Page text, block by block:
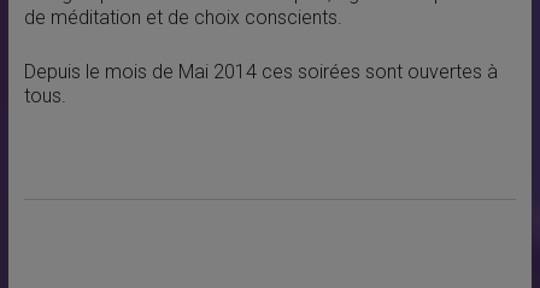
de méditation et de choix conscients.
Depuis le mois de Mai 2014 ces soirées sont ouvertes à
tous.